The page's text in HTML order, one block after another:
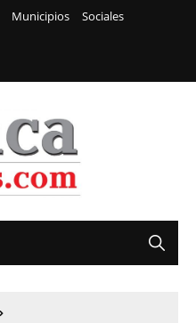
Municipios
Sociales